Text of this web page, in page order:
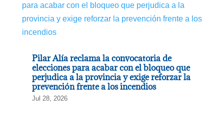
Pilar Alía reclama la convocatoria de
elecciones para acabar con el bloqueo que
perjudica a la provincia y exige reforzar la
prevención frente a los incendios
Jul 28, 2026